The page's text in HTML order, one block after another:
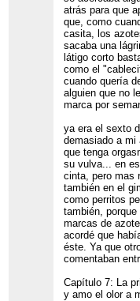
atrás para que
que, como
casita, los
sacaba una
látigo corto
como el
cuando quería
alguien que no
marca por
ya era el sexto
demasiado a mi
que tenga
su vulva... en
cinta, pero mas
también en el
como perritos
también,
marcas de
acordé que
éste. Ya que
comentaban
Capítulo 7: La
y amo el olor a